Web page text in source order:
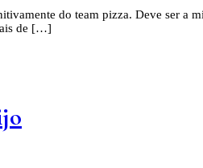
do team pizza. Deve ser a
de […]